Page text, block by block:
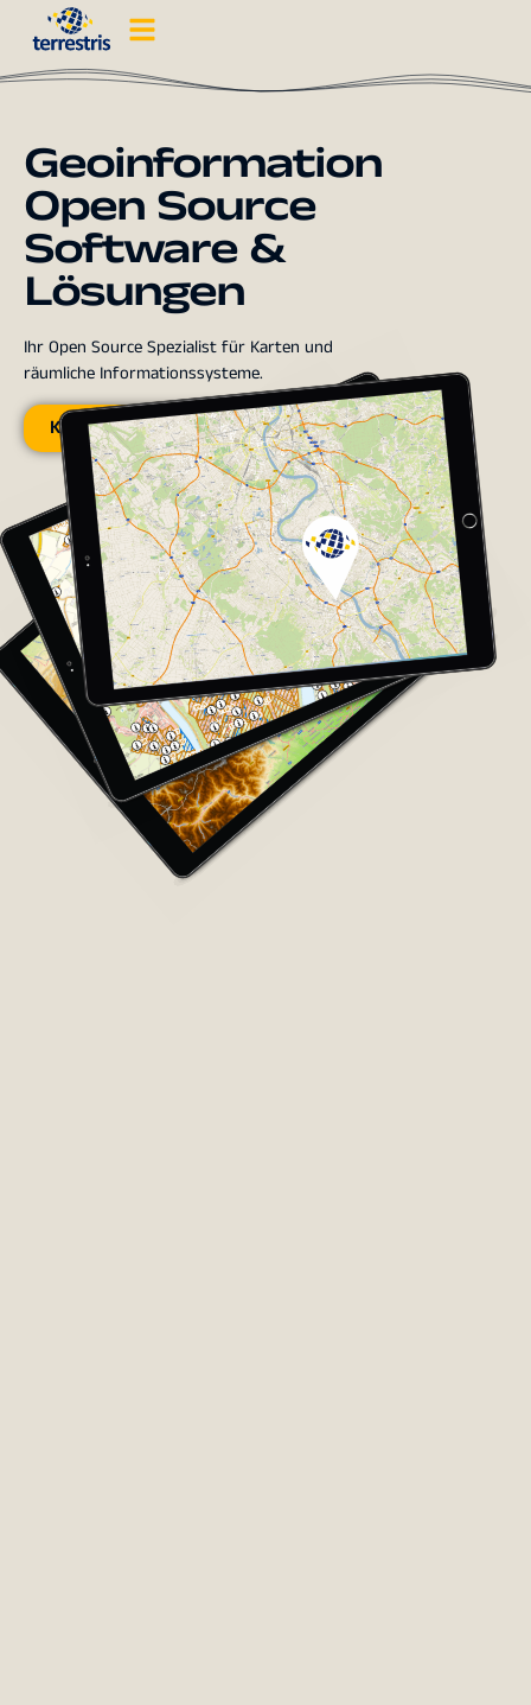
Geoinformation
Open Source
Software &
Lösungen
Ihr Open Source Spezialist für Karten und
räumliche Informationssysteme.
Kontakt aufnehmen